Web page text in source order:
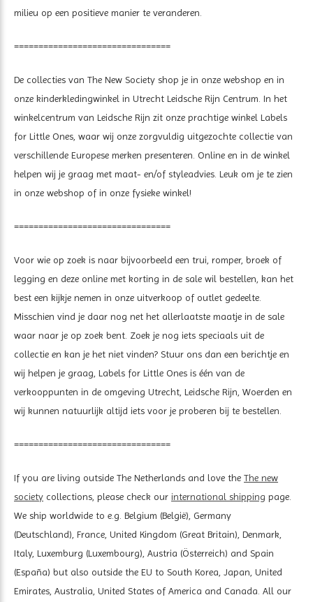
milieu op een positieve manier te veranderen.
================================
De collecties van The New Society shop je in onze webshop en in
onze kinderkledingwinkel in Utrecht Leidsche Rijn Centrum. In het
winkelcentrum van Leidsche Rijn zit onze prachtige winkel Labels
for Little Ones, waar wij onze zorgvuldig uitgezochte collectie van
verschillende Europese merken presenteren. Online en in de winkel
helpen wij je graag met maat- en/of styleadvies. Leuk om je te zien
in onze webshop of in onze fysieke winkel!
================================
Voor wie op zoek is naar bijvoorbeeld een trui, romper, broek of
legging en deze online met korting in de sale wil bestellen, kan het
best een kijkje nemen in onze uitverkoop of outlet gedeelte.
Misschien vind je daar nog net het allerlaatste maatje in de sale
waar naar je op zoek bent. Zoek je nog iets speciaals uit de
collectie en kan je het niet vinden? Stuur ons dan een berichtje en
wij helpen je graag, Labels for Little Ones is één van de
verkooppunten in de omgeving Utrecht, Leidsche Rijn, Woerden en
wij kunnen natuurlijk altijd iets voor je proberen bij te bestellen.
================================
If you are living outside The Netherlands and love the The new
society collections, please check our international shipping page.
We ship worldwide to e.g. Belgium (België), Germany
(Deutschland), France, United Kingdom (Great Britain), Denmark,
Italy, Luxemburg (Luxembourg), Austria (Österreich) and Spain
(España) but also outside the EU to South Korea, Japan, United
Emirates, Australia, United States of America and Canada. All our